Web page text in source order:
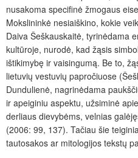
nusakoma specifinė žmogaus
Mokslininkė nesiaiškino, kokie
Daiva Šeškauskaitė, tyrinėdama
kultūroje, nurodė, kad žąsis
ištikimybę ir vaisingumą. Be to,
lietuvių vestuvių papročiuose
Dundulienė, nagrinėdama
ir apeiginiu aspektu, užsiminė
derliaus dievybėms, velnias
(2006: 99, 137). Tačiau šie
tautosakos ar mitologijos tekstų